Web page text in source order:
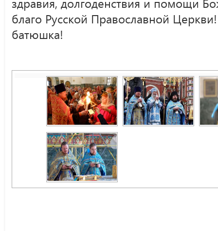
благо Русской Православной
батюшка!